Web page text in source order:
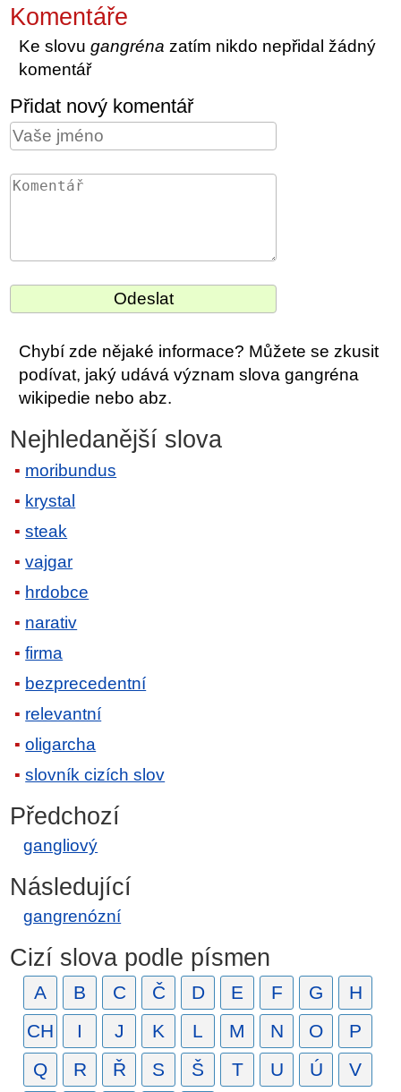
Komentáře
Ke slovugangréna zatím nikdo nepřidal žádný
komentář
Přidat nový komentář
Chybí zde nějaké informace? Můžete se zkusit
podívat, jaký udává význam slova gangréna
wikipedie nebo abz.
Nejhledanější slova
moribundus
krystal
steak
vajgar
hrdobce
narativ
firma
bezprecedentní
relevantní
oligarcha
slovník cizích slov
Předchozí
gangliový
Následující
gangrenózní
Cizí slova podle písmen
A B C Č D E F G
H
CH
I J K L M N O
P
Q
R Ř S Š T U Ú V